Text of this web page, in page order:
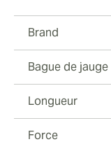
Brand
Bague de jauge
Longueur
Force